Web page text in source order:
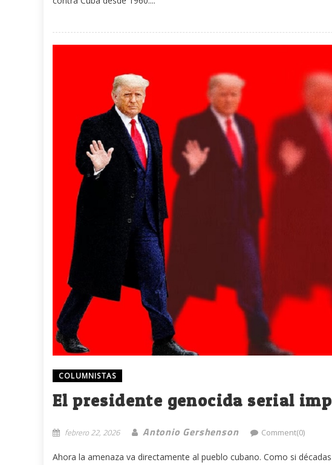
COLUMNISTAS
El presidente genocida serial
febrero 22, 2026 Antonio Gershenson Comment(0)
Ahora la amenaza va directamente al pueblo cubano. Como si